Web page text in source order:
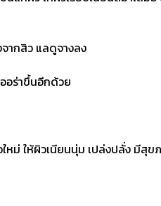
ากสิว แลดูจางลง
อร่าขึ้นอีกด้วย
หม่ ให้ผิวเนียนนุ่ม เปล่งปลั่ง มีสุข